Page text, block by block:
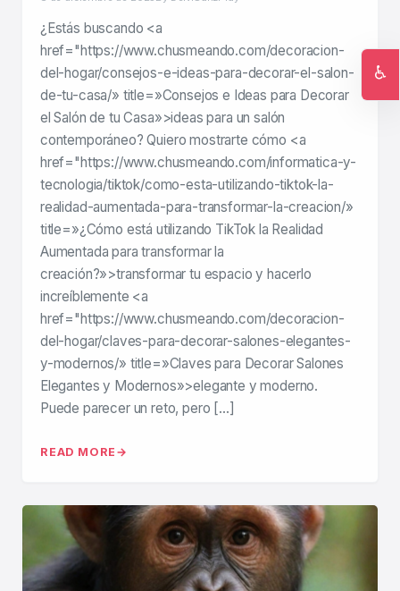
¿Estás buscando <a
href="https://www.chusmeando.com/decoracion-
del-hogar/consejos-e-ideas-para-decorar-el-salon-
de-tu-casa/» title=»Consejos e Ideas para Decorar
el Salón de tu Casa»>ideas para un salón
contemporáneo? Quiero mostrarte cómo <a
href="https://www.chusmeando.com/informatica-y-
tecnologia/tiktok/como-esta-utilizando-tiktok-la-
realidad-aumentada-para-transformar-la-creacion/»
title=»¿Cómo está utilizando TikTok la Realidad
Aumentada para transformar la
creación?»>transformar tu espacio y hacerlo
increíblemente <a
href="https://www.chusmeando.com/decoracion-
del-hogar/claves-para-decorar-salones-elegantes-
y-modernos/» title=»Claves para Decorar Salones
Elegantes y Modernos»>elegante y moderno.
Puede parecer un reto, pero […]
READ MORE
♿